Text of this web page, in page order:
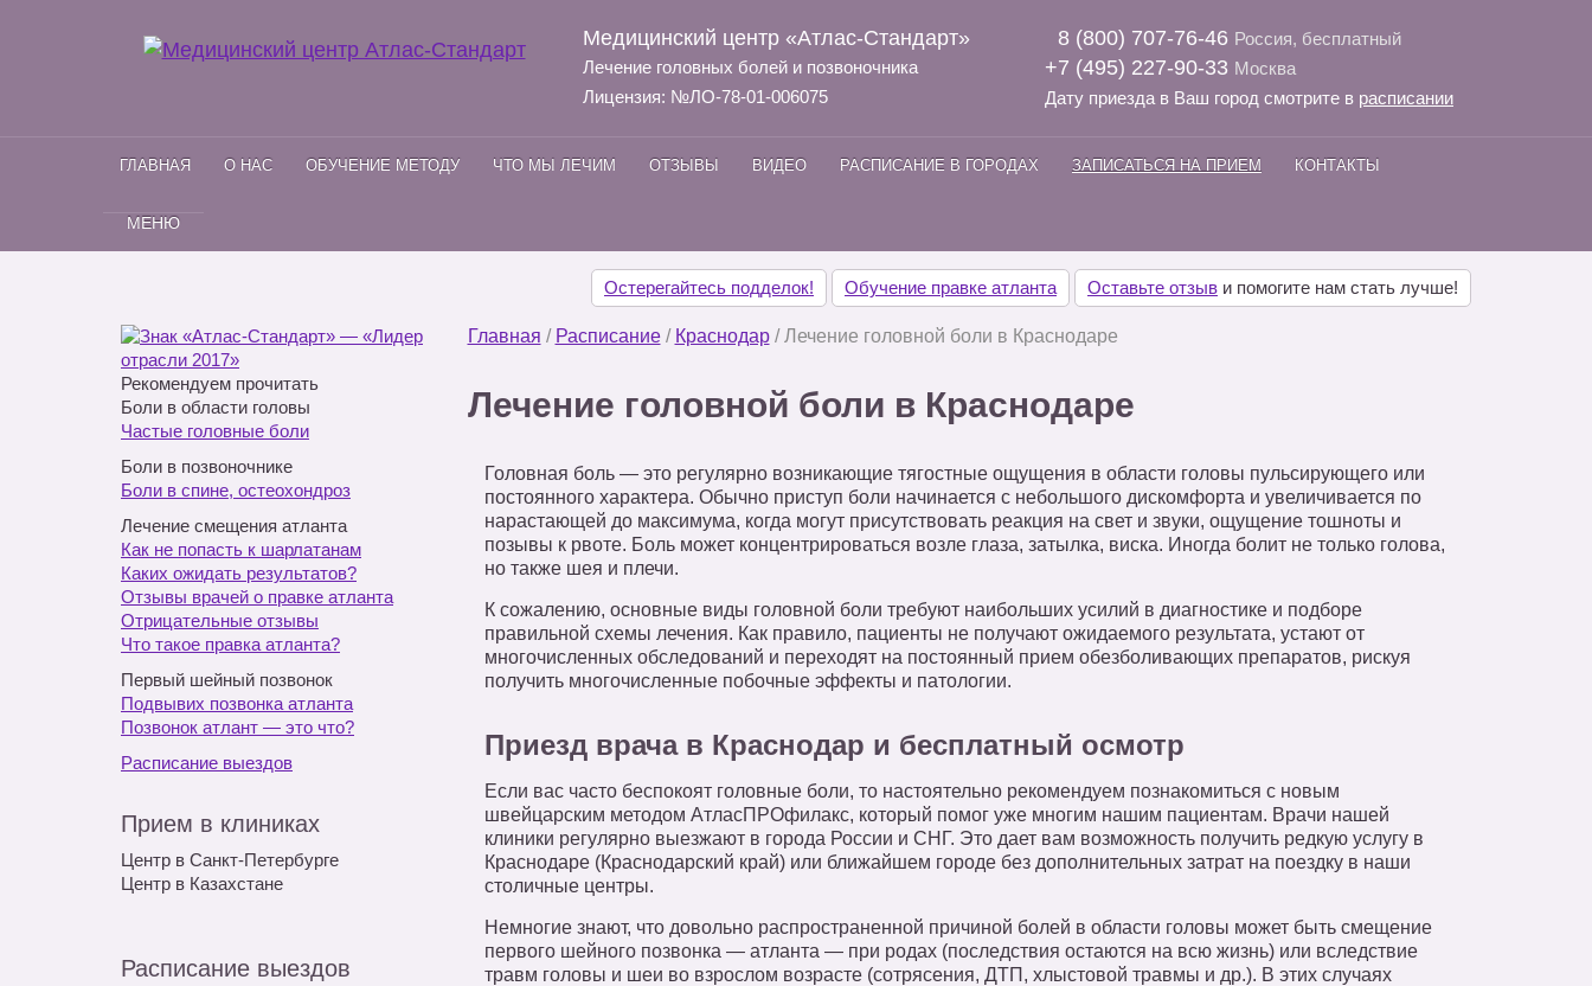
Медицинский центр «Атлас-Стандарт»
Лечение головных болей и позвоночника
Лицензия: №ЛО-78-01-006075
8 (800) 707-76-46 Россия, бесплатный
+7 (495) 227-90-33 Москва
Дату приезда в Ваш город смотрите в расписании
ГЛАВНАЯ О НАС ОБУЧЕНИЕ МЕТОДУ ЧТО МЫ ЛЕЧИМ ОТЗЫВЫ ВИДЕО РАСПИСАНИЕ В ГОРОДАХ ЗАПИСАТЬСЯ НА ПРИЕМ КОНТАКТЫ
МЕНЮ
Остерегайтесь подделок! Обучение правке атланта Оставьте отзыв и помогите нам стать лучше!
Рекомендуем прочитать
Боли в области головы
Частые головные боли
Боли в позвоночнике
Боли в спине, остеохондроз
Лечение смещения атланта
Как не попасть к шарлатанам
Каких ожидать результатов?
Отзывы врачей о правке атланта
Отрицательные отзывы
Что такое правка атланта?
Первый шейный позвонок
Подвывих позвонка атланта
Позвонок атлант — это что?
Расписание выездов
Прием в клиниках
Центр в Санкт-Петербурге
Центр в Казахстане
Расписание выездов
Главная / Расписание/ Краснодар/ Лечение головной боли в Краснодаре
Лечение головной боли в Краснодаре
Головная боль — это регулярно возникающие тягостные ощущения в области головы пульсирующего или
постоянного характера. Обычно приступ боли начинается с небольшого дискомфорта и увеличивается по
нарастающей до максимума, когда могут присутствовать реакция на свет и звуки, ощущение тошноты и
позывы к рвоте. Боль может концентрироваться возле глаза, затылка, виска. Иногда болит не только голова,
но также шея и плечи.
К сожалению, основные виды головной боли требуют наибольших усилий в диагностике и подборе
правильной схемы лечения. Как правило, пациенты не получают ожидаемого результата, устают от
многочисленных обследований и переходят на постоянный прием обезболивающих препаратов, рискуя
получить многочисленные побочные эффекты и патологии.
Приезд врача в Краснодар и бесплатный осмотр
Если вас часто беспокоят головные боли, то настоятельно рекомендуем познакомиться с новым
швейцарским методом АтласПРОфилакс, который помог уже многим нашим пациентам. Врачи нашей
клиники регулярно выезжают в города России и СНГ. Это дает вам возможность получить редкую услугу в
Краснодаре (Краснодарский край) или ближайшем городе без дополнительных затрат на поездку в наши
столичные центры.
Немногие знают, что довольно распространенной причиной болей в области головы может быть смещение
первого шейного позвонка — атланта — при родах (последствия остаются на всю жизнь) или вследствие
травм головы и шеи во взрослом возрасте (сотрясения, ДТП, хлыстовой травмы и др.). В этих случаях